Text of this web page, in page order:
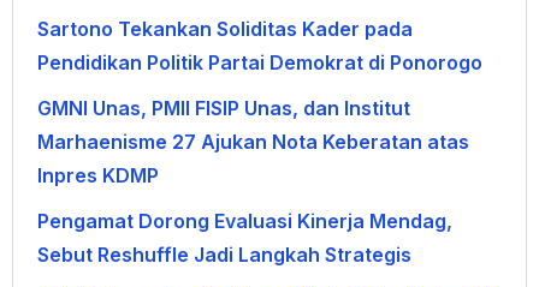
Sartono Tekankan Soliditas Kader pada
Pendidikan Politik Partai Demokrat di Ponorogo
GMNI Unas, PMII FISIP Unas, dan Institut
Marhaenisme 27 Ajukan Nota Keberatan atas
Inpres KDMP
Pengamat Dorong Evaluasi Kinerja Mendag,
Sebut Reshuffle Jadi Langkah Strategis